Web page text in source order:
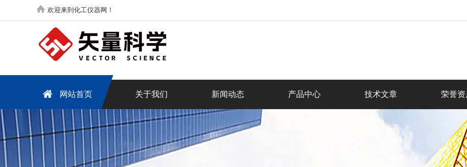
欢迎来到化工仪器网！
网站首页 关于我们 新闻动态 产品中心 技术文章 荣誉资